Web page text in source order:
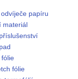
papíru
materiál
fólie
fólie